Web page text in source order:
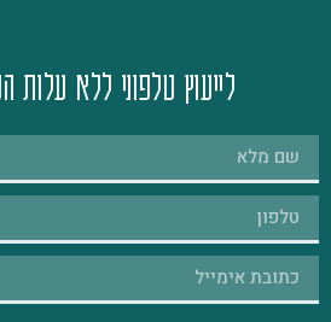
לייעוץ טלפוני ללא עלות